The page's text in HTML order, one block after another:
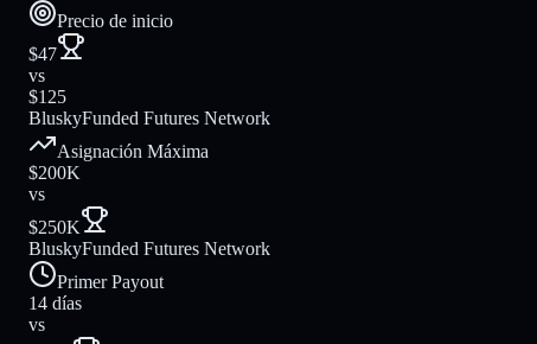
Precio de inicio
$47
vs
$125
BluskyFunded Futures Network
Asignación Máxima
$200K
vs
$250K
BluskyFunded Futures Network
Primer Payout
14 días
vs